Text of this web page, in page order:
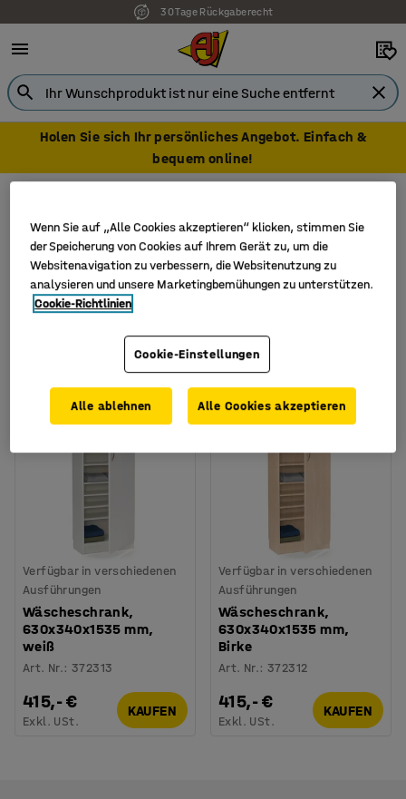
30 Tage Rückgaberecht
Holen Sie sich Ihr persönliches Angebot. Einfach &
bequem online!
Schränke zur Aufbewahrung von Kissen und
Decken
Verfügbar in verschiedenen
Ausführungen
Wäscheschrank,
630x340x1535 mm,
weiß
Art. Nr.:372313
415,- €
Exkl. USt.
KAUFEN
Verfügbar in verschiedenen
Ausführungen
Wäscheschrank,
630x340x1535 mm,
Birke
Art. Nr.:372312
415,- €
Exkl. USt.
KAUFEN
Wenn Sie auf „Alle Cookies akzeptieren“ klicken, stimmen Sie
der Speicherung von Cookies auf Ihrem Gerät zu, um die
Websitenavigation zu verbessern, die Websitenutzung zu
analysieren und unsere Marketingbemühungen zu unterstützen.
Cookie-Richtlinien
Cookie-Einstellungen
Alle ablehnen Alle Cookies akzeptieren